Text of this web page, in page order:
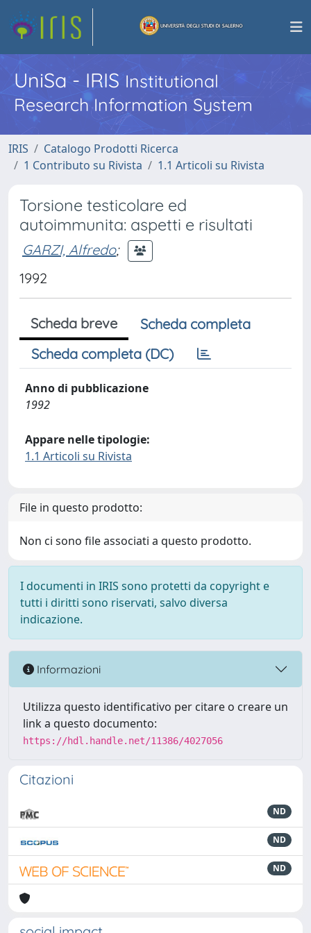
UniSa - IRISInstitutional
Research Information System
IRIS
Catalogo Prodotti Ricerca
1 Contributo su Rivista
1.1 Articoli su Rivista
Torsione testicolare ed
autoimmunita: aspetti e risultati
GARZI, Alfredo;
1992
Scheda breve
Scheda completa
Scheda completa (DC)
Anno di pubblicazione
1992
Appare nelle tipologie:
1.1 Articoli su Rivista
File in questo prodotto:
Non ci sono file associati a questo prodotto.
I documenti in IRIS sono protetti da copyright e
tutti i diritti sono riservati, salvo diversa
indicazione.
Informazioni
Utilizza questo identificativo per citare o creare un
link a questo documento:
https://hdl.handle.net/11386/4027056
Citazioni
ND
ND
ND